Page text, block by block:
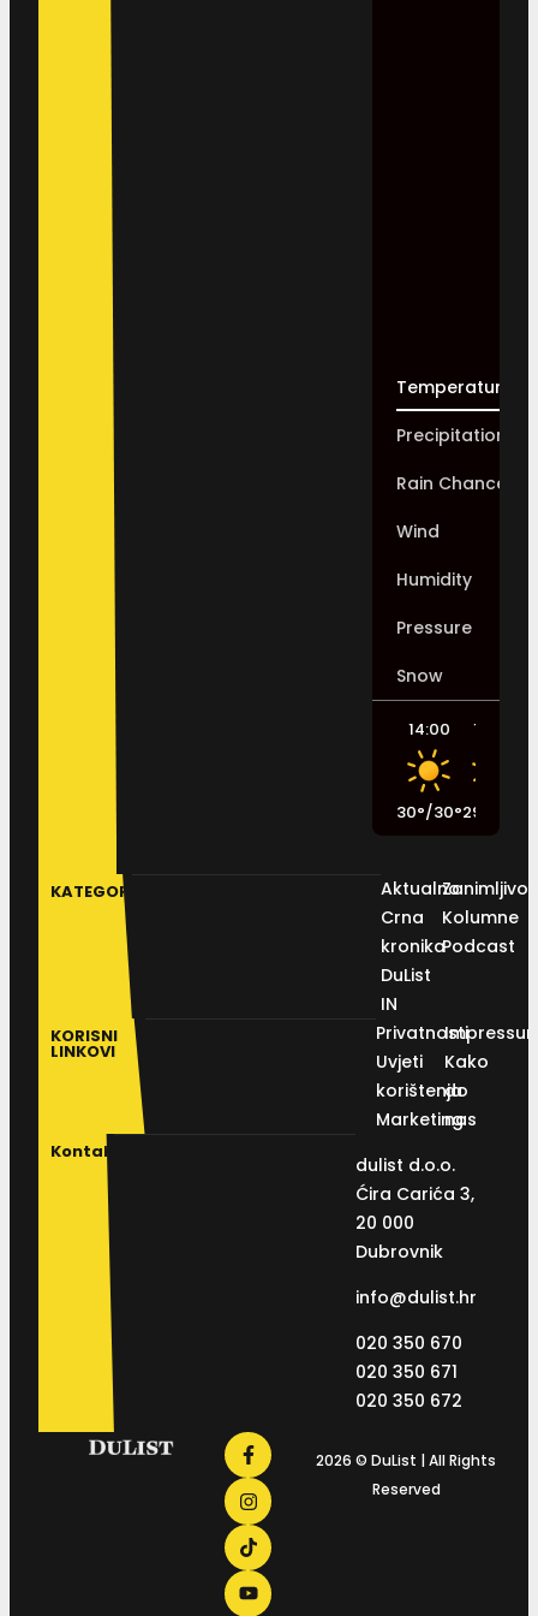
Temperature
Precipitation
Rain Chance
Wind
Humidity
Pressure
Snow
14:00
30°/30°
17:00
29
KATEGORIJE
Aktualno
Crna
kronika
DuList
IN
Kolumne
Podcast
KORISNI
LINKOVI
Privatnosti
Uvjeti
korištenja
Marketing
Kako
do
nas
Kontakt
dulist d.o.o.
Ćira Carića 3,
20 000
Dubrovnik
info@dulist.hr
020 350 670
020 350 671
020 350 672
2026 © DuList | All Rights
Reserved